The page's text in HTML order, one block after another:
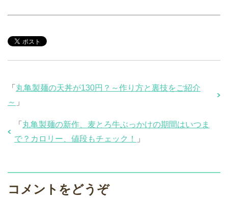
「 丸亀製麺の天丼が130円？～作り方と裏技をご紹介
～ 」
「 丸亀製麺の新作、麦とろ牛ぶっかけの期間はいつま
で？カロリー、値段もチェック！
」
コメントをどうぞ